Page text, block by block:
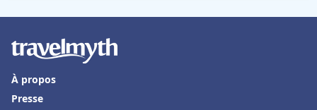
À propos
Presse